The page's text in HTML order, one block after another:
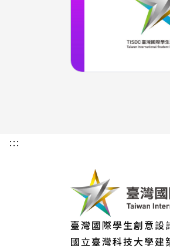
:::
臺灣國際學生創意設
國立臺灣科技大學建